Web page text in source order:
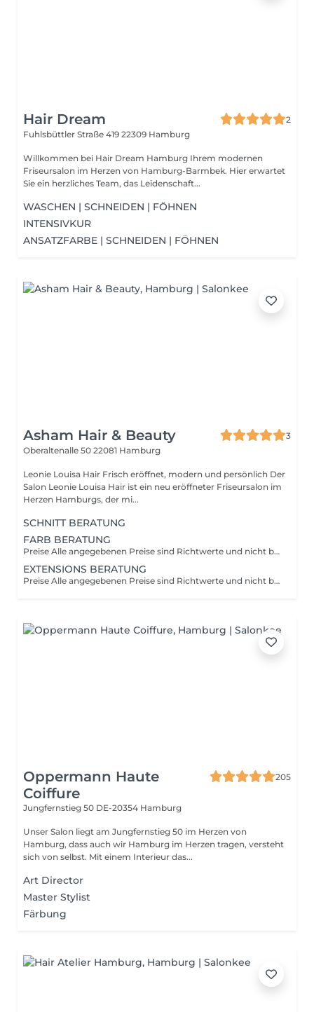
Hair Dream
2
Fuhlsbüttler Straße 419 22309 Hamburg
Willkommen bei Hair Dream Hamburg Ihrem modernen
Friseursalon im Herzen von Hamburg-Barmbek. Hier erwartet
Sie ein herzliches Team, das Leidenschaft...
WASCHEN | SCHNEIDEN | FÖHNEN
INTENSIVKUR
ANSATZFARBE | SCHNEIDEN | FÖHNEN
Asham Hair & Beauty
3
Oberaltenalle 50 22081 Hamburg
Leonie Louisa Hair Frisch eröffnet, modern und persönlich Der
Salon Leonie Louisa Hair ist ein neu eröffneter Friseursalon im
Herzen Hamburgs, der mi...
SCHNITT BERATUNG
FARB BERATUNG
Preise Alle angegebenen Preise sind Richtwerte und nicht bindend. Wir berechnen schlussendlich das, was im Salon durchgeführt und mit dem Kunden besprochen wurde. Im Salon kann es zu abweichenden Preisen kommen. Gründe dafür können u.a. erhöhter Bedarf an Zeit, Material oder Aufwand sein. Wir sind bestrebt, die Kosten durchsichtig zu gestalten und ein Mehraufwand mit dem Kunden im Vorfeld abzusprechen. Verschieben oder Absagen Bei Verspätungen von über 15Minuten stornieren wir den Termin und stellen u.U. 80% der gebuchten Dienstleistung in Rechnung. Bei Terminen von 30minütiger Dauer gewähren wir Ihnen 5 Minuten Verspätung. Danach ist es dem Stylisten nicht mehr möglich, die Dienstleistung in der eingeplanten Zeit durchzuführen. In diesem Fall stellen wir ggf. 80% der gebuchten Dienstleistung in Rechnung. Sollte der Termin nicht mindestens 24Std vorher oder mit triftigem Grund abgesagt werden, stellen wir 80% der gebuchten Dienstleistung in Rechnung. Ein nicht Erscheinen zum Termin schädigt unserem Unternehmen, da wir die kurzfristig frei gewordene Zeit in den allermeisten Fällen nicht neu belegen können und dies zu einem Umsatzschaden führt.
EXTENSIONS BERATUNG
Preise Alle angegebenen Preise sind Richtwerte und nicht bindend. Wir berechnen schlussendlich das, was im Salon durchgeführt und mit dem Kunden besprochen wurde. Im Salon kann es zu abweichenden Preisen kommen. Gründe dafür können u.a. erhöhter Bedarf an Zeit, Material oder Aufwand sein. Wir sind bestrebt, die Kosten durchsichtig zu gestalten und ein Mehraufwand mit dem Kunden im Vorfeld abzusprechen. Verschieben oder Absagen Bei Verspätungen von über 15Minuten stornieren wir den Termin und stellen u.U. 80% der gebuchten Dienstleistung in Rechnung. Bei Terminen von 30minütiger Dauer gewähren wir Ihnen 5 Minuten Verspätung. Danach ist es dem Stylisten nicht mehr möglich, die Dienstleistung in der eingeplanten Zeit durchzuführen. In diesem Fall stellen wir ggf. 80% der gebuchten Dienstleistung in Rechnung. Sollte der Termin nicht mindestens 24Std vorher oder mit triftigem Grund abgesagt werden, stellen wir 80% der gebuchten Dienstleistung in Rechnung. Ein nicht Erscheinen zum Termin schädigt unserem Unternehmen, da wir die kurzfristig frei gewordene Zeit in den allermeisten Fällen nicht neu belegen können und dies zu einem Umsatzschaden führt.
Oppermann Haute
Coiffure
205
Jungfernstieg 50 DE-20354 Hamburg
Unser Salon liegt am Jungfernstieg 50 im Herzen von
Hamburg, dass auch wir Hamburg im Herzen tragen, versteht
sich von selbst. Mit einem Interieur das...
Art Director
Master Stylist
Färbung